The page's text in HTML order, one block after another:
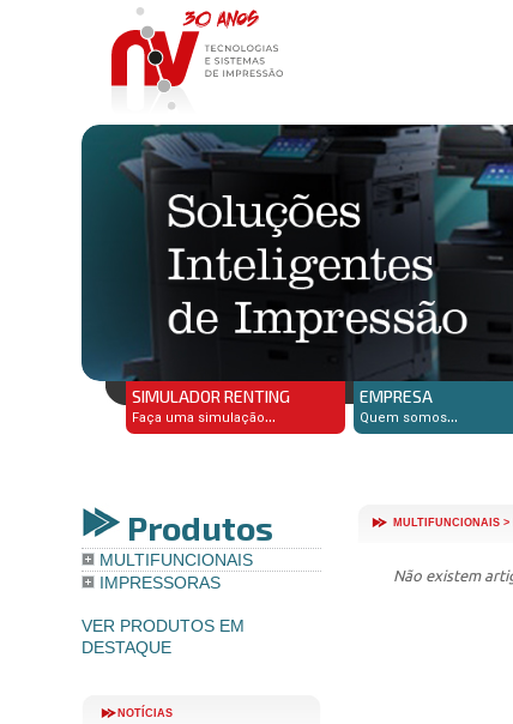
SIMULADOR RENTING
Faça uma simulação...
EMPRESA
Quem somos...
Produtos
MULTIFUNCIONAIS
IMPRESSORAS
VER PRODUTOS EM
DESTAQUE
NOTÍCIAS
MULTIFUNCIONAIS >
Não existem